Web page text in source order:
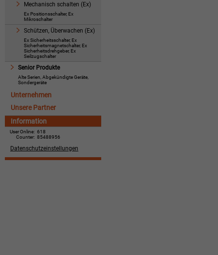
Mechanisch schalten (Ex)
Ex Positionsschalter, Ex
Mikroschalter
Schützen, Überwachen (Ex)
Ex Sicherheitsschalter, Ex
Sicherheitsmagnetschalter, Ex
Sicherheitsdrehgeber, Ex
Seilzugschalter
Senior Produkte
Alte Serien, Abgekündigte Geräte,
Sondergeräte
Unternehmen
Unsere Partner
Information
User Online: 618
Counter: 85488956
Datenschutzeinstellungen